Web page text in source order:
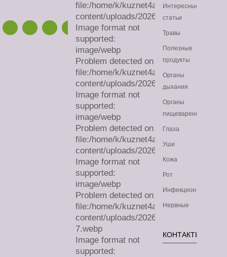
file:/home/k/kuznet4a/
content/uploads/2026/08/sa.avif
Image format not
supported:
image/webp
Problem detected on
file:/home/k/kuznet4a/
content/uploads/2026/08/sa.webp
Image format not
supported:
image/webp
Problem detected on
file:/home/k/kuznet4a/
content/uploads/2026/08/sa.webp
Image format not
supported:
image/webp
Problem detected on
file:/home/k/kuznet4a/
content/uploads/2026/07/sa-
7.webp
Image format not
supported:
Интересные
статьи
Травы
Полезные
продукты
Органы
дыхания
Органы
пищеварения
Глаза
Уши
Кожа
Рот
Инфекционные
Нервные
КОНТАКТЫ